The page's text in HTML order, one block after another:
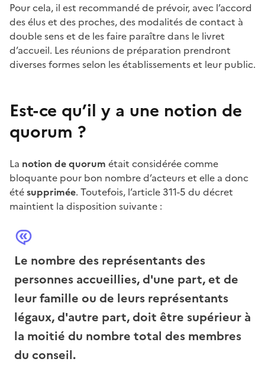
Pour cela, il est recommandé de prévoir, avec l’accord
des élus et des proches, des modalités de contact à
double sens et de les faire paraître dans le livret
d’accueil. Les réunions de préparation prendront
diverses formes selon les établissements et leur public.
Est-ce qu’il y a une notion de
quorum ?
La notion de quorum était considérée comme
bloquante pour bon nombre d’acteurs et elle a donc
étésupprimée. Toutefois, l’article 311-5 du décret
maintient la disposition suivante :
Le nombre des représentants des
personnes accueillies, d'une part, et de
leur famille ou de leurs représentants
légaux, d'autre part, doit être supérieur à
la moitié du nombre total des membres
du conseil.